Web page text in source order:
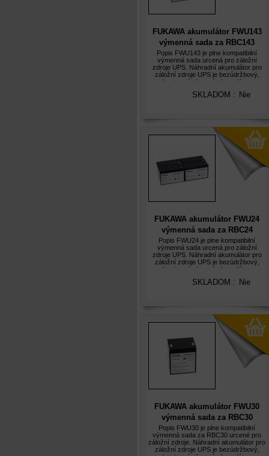
FUKAWA akumulátor FWU143
výmenná sada za RBC143
Popis FWU143 je plne kompatibilní
výmenná sada urcená pro záložní
zdroje UPS. Náhradní akumulátor pro
záložní zdroje UPS je bezúdržbový,
plynotesný olovený akumulátor s
akumulátory FUKAWA jsou hermeticky
SKLADOM : Nie
FUKAWA akumulátor FWU24
výmenná sada za RBC24
Popis FWU24 je plne kompatibilní
výmenná sada urcená pro záložní
zdroje UPS. Náhradní akumulátor pro
záložní zdroje UPS je bezúdržbový,
plynotesný olovený akumulátor s
akumulátory FUKAWA jsou hermeticky
SKLADOM : Nie
FUKAWA akumulátor FWU30
výmenná sada za RBC30
Popis FWU30 je plne kompatibilní
výmenná sada za RBC30 urcené pro
záložní zdroje. Náhradní akumulátor pro
záložní zdroje UPS je bezúdržbový,